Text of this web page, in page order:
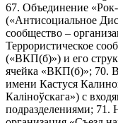
67. Объединение
(«Антисоциальное
сообщество –
Террористическое
(«ВКП(б)») и его
ячейка «ВКП(б)»; 70.
имени Кастуся
Калiноўскага») с
подразделениями; 71.